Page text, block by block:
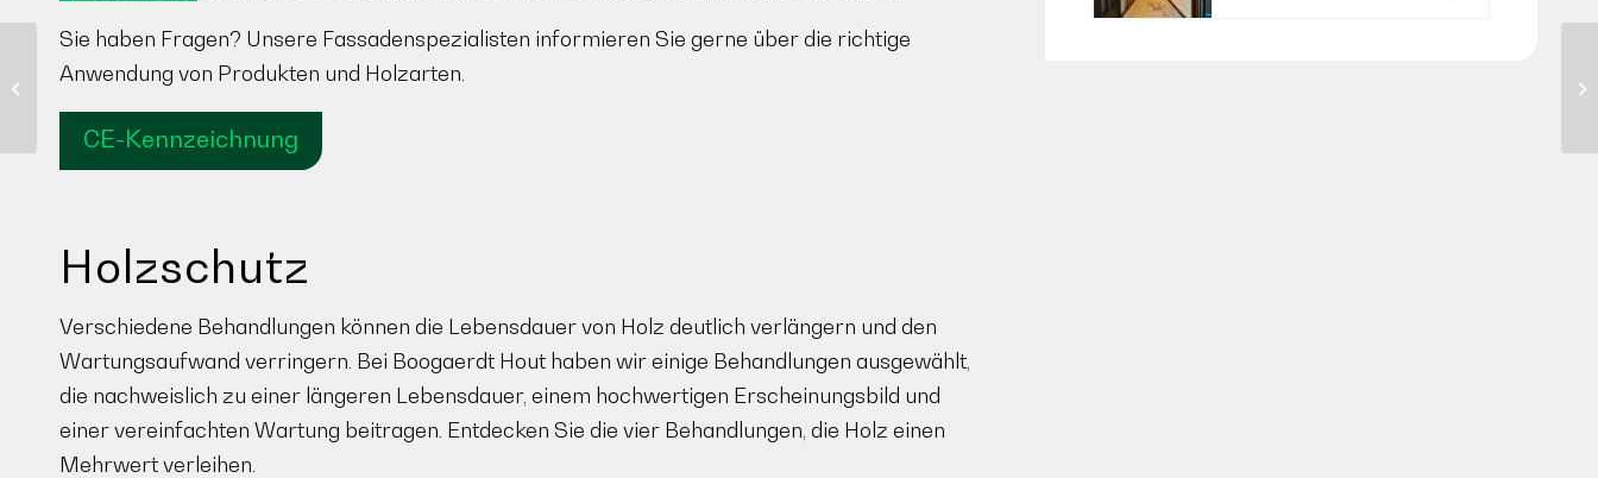
Sie haben Fragen? Unsere Fassadenspezialisten informieren Sie gerne über die richtige
Anwendung von Produkten und Holzarten.
CE-Kennzeichnung
Holzschutz
Verschiedene Behandlungen können die Lebensdauer von Holz deutlich verlängern und den
Wartungsaufwand verringern. Bei Boogaerdt Hout haben wir einige Behandlungen ausgewählt,
die nachweislich zu einer längeren Lebensdauer, einem hochwertigen Erscheinungsbild und
einer vereinfachten Wartung beitragen. Entdecken Sie die vier Behandlungen, die Holz einen
Mehrwert verleihen.
Forestlines®